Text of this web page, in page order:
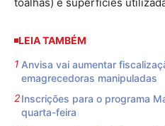
toalhas) e superfícies
LEIA TAMBÉM
Anvisa vai aumentar
emagrecedoras manipuladas
Inscrições para o programa
quarta-feira